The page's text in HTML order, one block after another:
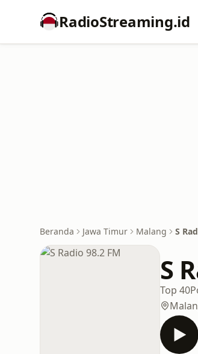
RadioStreaming.id
Beranda Jawa Timur Malang S
S
Top 40